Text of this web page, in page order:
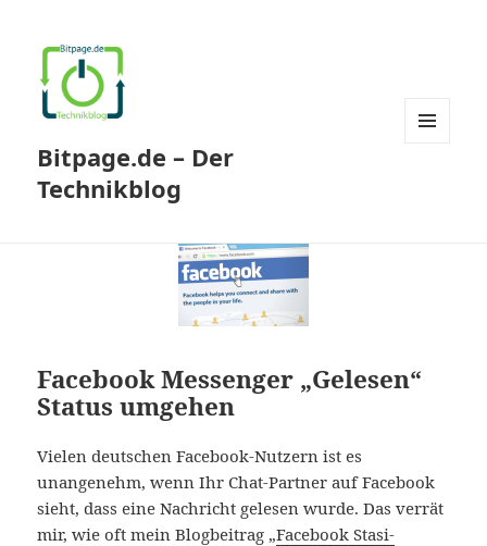
Bitpage.de – Der
Technikblog
Facebook Messenger „Gelesen“
Status umgehen
Vielen deutschen Facebook-Nutzern ist es
unangenehm, wenn Ihr Chat-Partner auf Facebook
sieht, dass eine Nachricht gelesen wurde. Das verrät
mir, wie oft mein Blogbeitrag „Facebook Stasi-